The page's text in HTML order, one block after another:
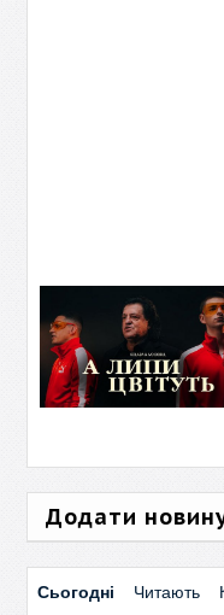
Додати
Сьогодні Читають